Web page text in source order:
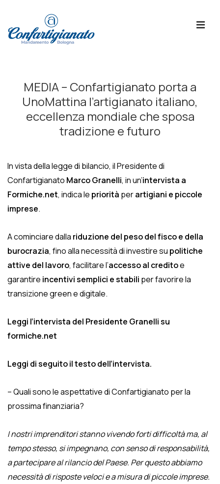
Principale
MEDIA – Confartigianato porta a
UnoMattina l’artigianato italiano,
eccellenza mondiale che sposa
tradizione e futuro
In vista della legge di bilancio, il Presidente di
Confartigianato Marco Granelli, in un’intervista a
Formiche.net, indica le priorità perartigiani e piccole
imprese.
A cominciare dalla riduzione del peso del fisco e della
burocrazia, fino alla necessità di investire su politiche
attive del lavoro, facilitare l’accesso al creditoe
garantire incentivi semplici e stabili per favorire la
transizione green e digitale.
Leggi l’intervista del Presidente Granelli su
formiche.net
Leggi di seguito il testo dell’intervista.
– Quali sono le aspettative di Confartigianato per la
prossima finanziaria?
I nostri imprenditori stanno vivendo forti difficoltà ma, al
tempo stesso, si impegnano, con senso di responsabilità,
a partecipare al rilancio del Paese. Per questo abbiamo
necessità di risposte veloci e a misura di piccole imprese.